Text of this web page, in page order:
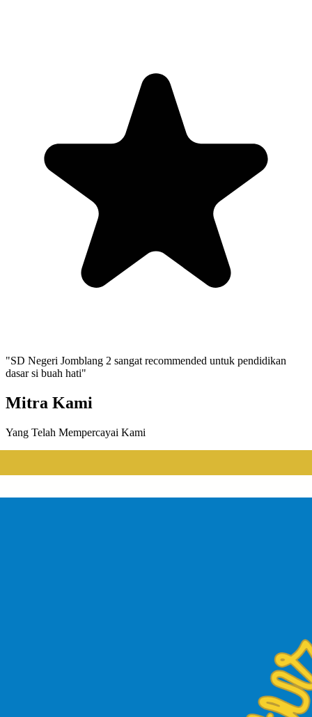
"SD Negeri Jomblang 2 sangat recommended untuk pendidikan
dasar si buah hati"
Mitra Kami
Yang Telah Mempercayai Kami